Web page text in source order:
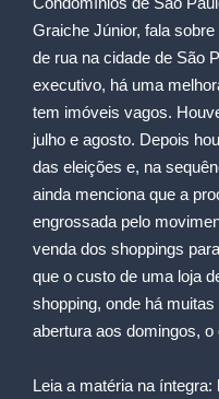
Graiche Júnior, fala
de rua na cidade de São
executivo, há uma
tem imóveis vagos.
julho e agosto. Depois
das eleições e, na
ainda menciona que a
engrossada pelo
venda dos shoppings
que o custo de uma loja
shopping, onde há
abertura aos domingos,
Leia a matéria na íntegra: